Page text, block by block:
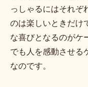
っしゃるにはそれぞ
のは楽しいときだけ
な喜びとなるのがケ
でも人を感動させる
なのです。